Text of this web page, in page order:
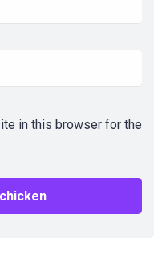
in this browser for the